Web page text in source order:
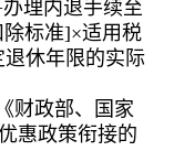
理内退手续至
标准]×适用税
休年限的实际
财政部、国家
惠政策衔接的